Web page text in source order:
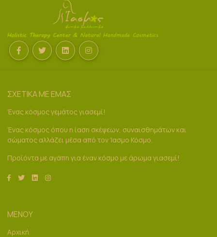
ΣΧΕΤΙΚΑ ΜΕ ΕΜΑΣ
Ένας κόσμος γεμάτος γιασεμί!
Ένας κόσμος όπου η ίαση σκέψεων, συναισθημάτων και
σώματος αλλάζει μέσα από τον Ίασμο Κόσμο.
Προϊόντα με αγάπη για έναν κόσμο με άρωμα γιασεμί!
ΜΕΝΟΥ
Αρχική